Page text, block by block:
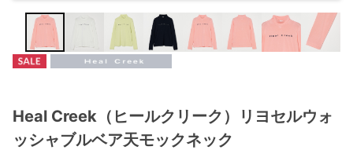
Heal Creek（ヒールクリーク）リヨセルウォ
ッシャブルベア天モックネック